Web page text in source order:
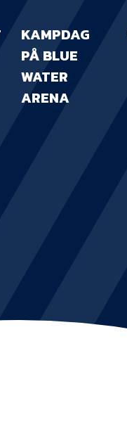
KAMPDAG
PÅ BLUE
WATER
ARENA